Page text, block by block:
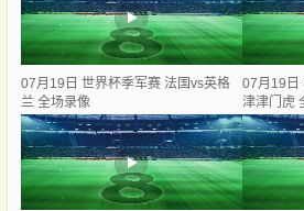
07月19日 世界杯季军赛 法国vs英格
兰 全场录像
07月19日
津津门虎